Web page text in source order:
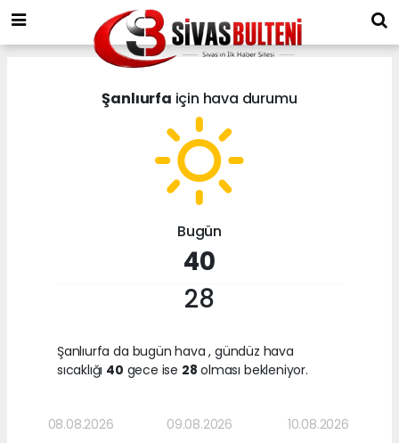
Şanlıurfa için hava durumu
Bugün
40
28
Şanlıurfa da bugün hava, gündüz hava
sıcaklığı 40 gece ise 28 olması bekleniyor.
08.08.2026 09.08.2026 10.08.2026